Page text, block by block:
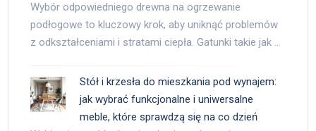
Wybór odpowiedniego drewna na ogrzewanie
podłogowe to kluczowy krok, aby uniknąć problemów
z odkształceniami i stratami ciepła. Gatunki takie jak …
Stół i krzesła do mieszkania pod wynajem:
jak wybrać funkcjonalne i uniwersalne
meble, które sprawdzą się na co dzień